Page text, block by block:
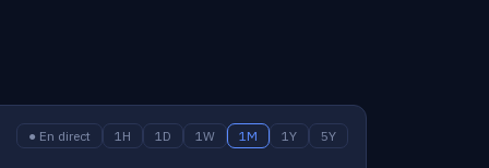
● En direct 1H 1D 1W 1M 1Y 5Y